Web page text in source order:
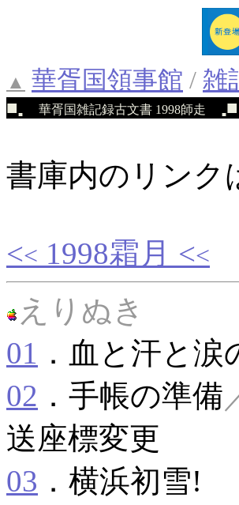
▲ 華胥国領事館 / 雑
■■ 華胥国雑記録古文書 1998師走 ■■
書庫内のリンク
<< 1998霜月 <<
えりぬき
01 ．血と汗と
02 ．手帳の準備
送座標変更
03 ．横浜初雪!